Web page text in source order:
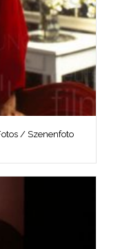
/ Szenenfoto